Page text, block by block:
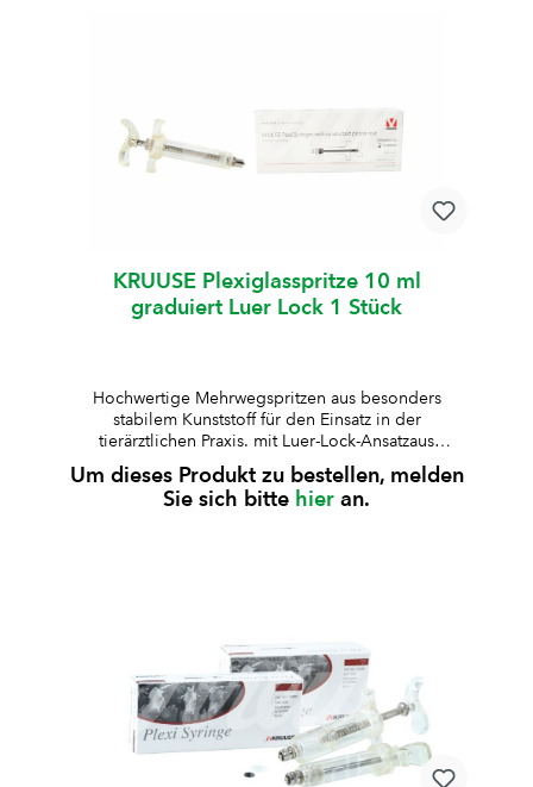
KRUUSE Plexiglasspritze 10 ml
graduiert Luer Lock 1 Stück
Hochwertige Mehrwegspritzen aus besonders
stabilem Kunststoff für den Einsatz in der
tierärztlichen Praxis. mit Luer-Lock-Ansatzaus
besonders stabilem Kunststoff gefertigtLuer-Lock-
Ansatz aus Metall für sichere
Verbindungenwahlweise mit graduiertem
Um dieses Produkt zu bestellen, melden
Sie sich bitte hier an.